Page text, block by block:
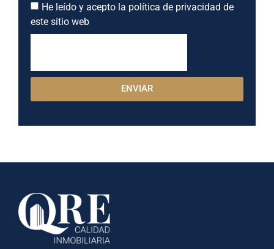
He leído y acepto la política de privacidad de
este sitio web
ENVIAR